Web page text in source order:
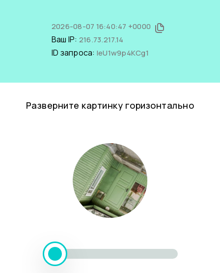
2026-08-07 16:40:47 +0000
Ваш IP: 216.73.217.14
ID запроса: leU1w9p4KCg1
Разверните картинку горизонтально